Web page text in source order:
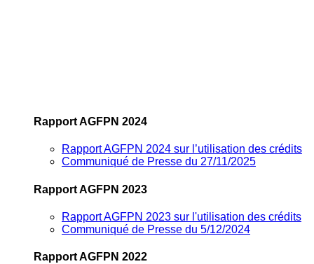
Rapport AGFPN 2024
Rapport AGFPN 2024 sur l’utilisation des crédits
Communiqué de Presse du 27/11/2025
Rapport AGFPN 2023
Rapport AGFPN 2023 sur l'utilisation des crédits
Communiqué de Presse du 5/12/2024
Rapport AGFPN 2022